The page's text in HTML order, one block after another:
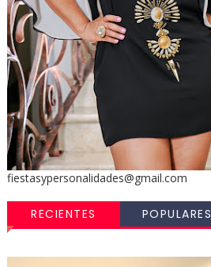
fiestasypersonalidades@gmail.com
RECIENTES POPULARES